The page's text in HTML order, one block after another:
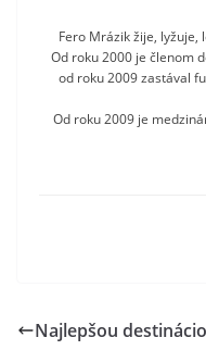
Fero Mrázik žije, lyžuje,
Od roku 2000 je členom
od roku 2009 zastával
Od roku 2009 je
Najlepšou